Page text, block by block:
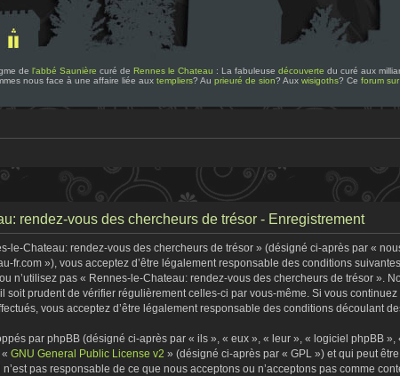
de l'abbé Saunière curé de Rennes le Chateau : La fabuleuse découverte du curé aux
nous face à une affaire liée aux templiers? Au prieuré de sion? Aux wisigoths? Ce forum
rendez-vous des chercheurs de trésor - Enregistrement
le-Chateau: rendez-vous des chercheurs de trésor » (désigné ci-après par «
fr.com »), vous acceptez d’être légalement responsable des conditions
n’utilisez pas « Rennes-le-Chateau: rendez-vous des chercheurs de trésor ».
soit prudent de vérifier régulièrement celles-ci par vous-même. Si vous
vous acceptez d’être légalement responsable des conditions découlant
par phpBB (désigné ci-après par « ils », « eux », « leur », « logiciel phpBB
GNU General Public License v2 » (désigné ci-après par « GPL ») et qui peut
pas responsable de ce que nous acceptons ou n’acceptons pas comme